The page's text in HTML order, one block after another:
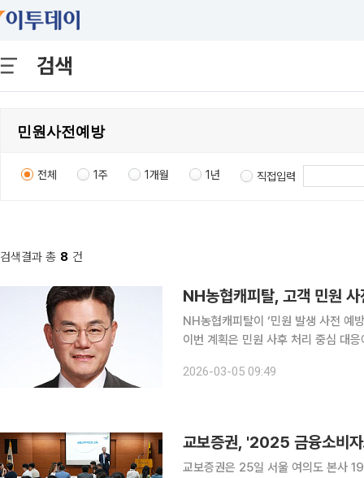
검색
전체 1주 1개월 1년 직접입력
검색결과 총 8 건
NH농협캐피탈, 고객 민원
NH농협캐피탈이 ‘민원 발생 사전 예
이번 계획은 민원 사후 처리 중심 대
으로 할 방침이다. 접수 당일 미대응
2026-03-05 09:49
교보증권, '2025 금융소비
교보증권은 25일 서울 여의도 본사